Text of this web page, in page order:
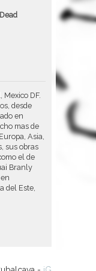
DF.
desde
en
mas de
Asia,
sus obras
el de
Branly
del Este,